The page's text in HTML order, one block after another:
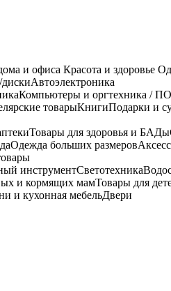
и офиса Красота и здоровье
Автоэлектроника
Компьютеры и оргтехника / ПО
товарыКнигиПодарки и
Товары для здоровья и БАДы
Одежда больших размеров
инструментСветотехника
и кормящих мамТовары для
и кухонная мебельДвери